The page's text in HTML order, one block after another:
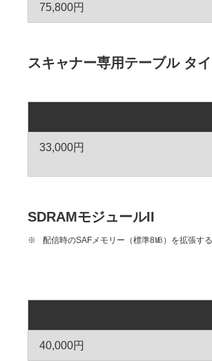
75,800円
スキャナー専用テーブル タ
33,000円
SDRAMモジュールII
※ 配信時のSAFメモリー（標準8㎆）を拡張す
40,000円